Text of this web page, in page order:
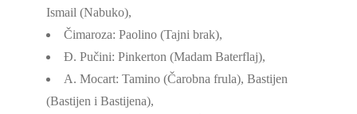
Ismail (Nabuko),
Čimaroza: Paolino (Tajni brak),
Đ. Pučini: Pinkerton (Madam Baterflaj),
A. Mocart: Tamino (Čarobna frula), Bastijen
(Bastijen i Bastijena),